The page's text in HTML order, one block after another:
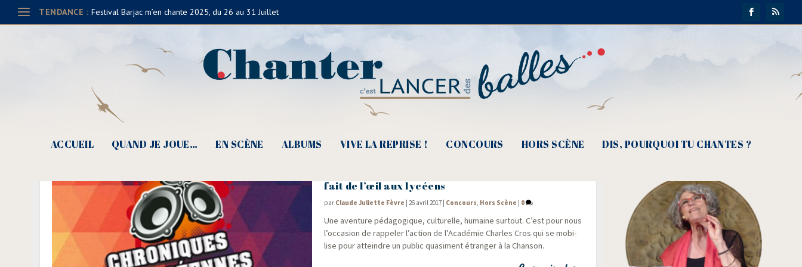
TENDANCE : Festival Barjac m’en chante 2025, du 26 au 31 Juillet
ACCUEIL QUAND JE JOUE… EN SCÈNE ALBUMS VIVE LA REPRISE ! CONCOURS HORS SCÈNE DIS, POURQUOI TU CHANTES ?
fait de l’œil aux lycéens
par Claude Juliette Fèvre |26 avril 2017 Concours, Hors Scène 0
Une aven­ture péda­go­gique, cultu­relle, humaine sur­tout. C’est pour nous
l’occasion de rap­pe­ler l’action de l’Académie Charles Cros qui se mobi­
lise pour atteindre un public qua­si­ment étran­ger à la Chanson.